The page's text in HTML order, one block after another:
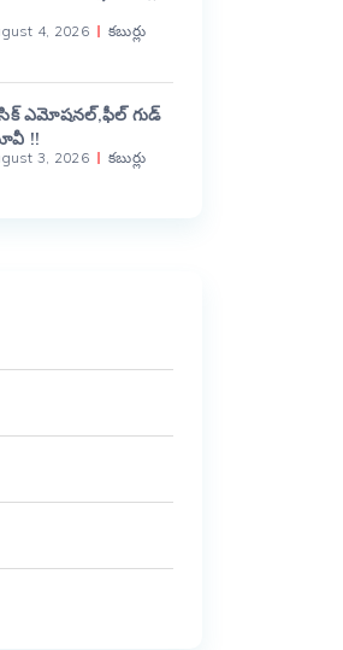
4, 2026 కబుర్లు
ఎమోషనల్,ఫీల్ గుడ్
!!
3, 2026 కబుర్లు